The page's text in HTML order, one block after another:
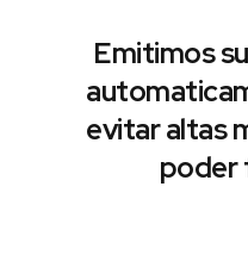
Emitimos
evitar altas
poder